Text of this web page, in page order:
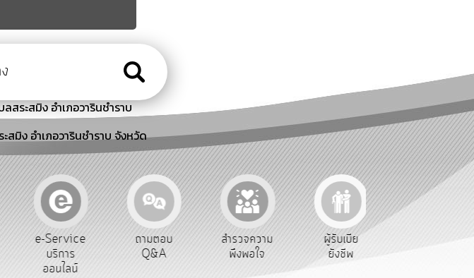
ลสระสมิง อำเภอวารินชำราบ
มิง อำเภอวารินชำราบ จังหวัด
ระสมิง อำเภอวารินชำราบ
มิง อำเภอวารินชำราบ จังหวัด
e-Service
บริการ
ออนไลน์
ถามตอบ
Q&A
สำรวจความ
พึงพอใจ
ผู้รับเบีย
ยังชีพ
ประเมินภาษี